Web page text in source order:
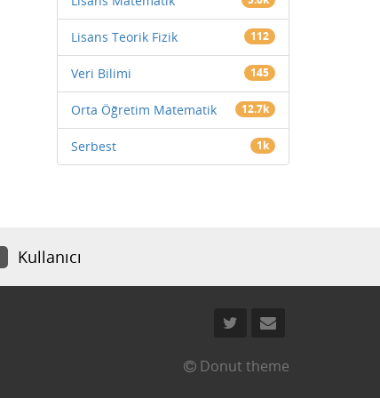
Lisans Teorik Fizik 112
Veri Bilimi 145
Orta Öğretim Matematik 12.7k
Serbest 1k
Kullanıcı
Donut theme